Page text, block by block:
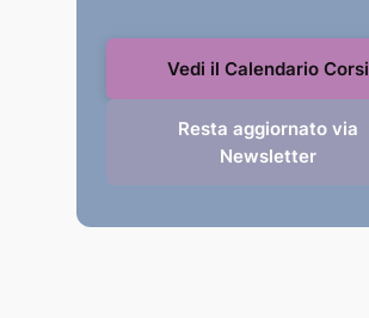
Vedi il Calendario Corsi
Resta aggiornato via
Newsletter